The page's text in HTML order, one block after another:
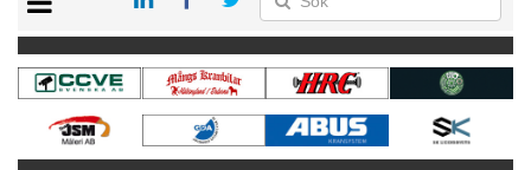
KONTAKT
VÅRA ANDRA MAGASIN
PRENUMERERA
ANNONSERA